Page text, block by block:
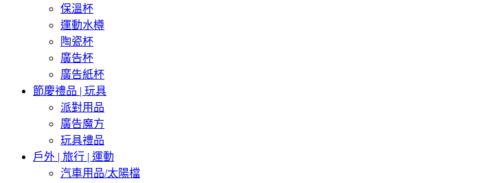
保溫杯
運動水樽
陶瓷杯
廣告杯
廣告紙杯
節慶禮品 | 玩具
派對用品
廣告魔方
玩具禮品
戶外 | 旅行 | 運動
汽車用品/太陽檔